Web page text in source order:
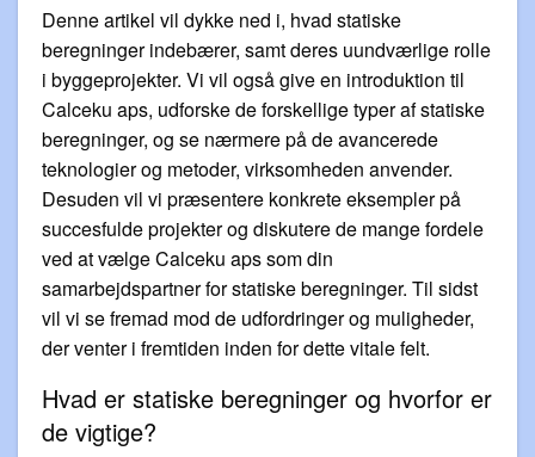
Denne artikel vil dykke ned i, hvad statiske
beregninger indebærer, samt deres uundværlige rolle
i byggeprojekter. Vi vil også give en introduktion til
Calceku aps, udforske de forskellige typer af statiske
beregninger, og se nærmere på de avancerede
teknologier og metoder, virksomheden anvender.
Desuden vil vi præsentere konkrete eksempler på
succesfulde projekter og diskutere de mange fordele
ved at vælge Calceku aps som din
samarbejdspartner for statiske beregninger. Til sidst
vil vi se fremad mod de udfordringer og muligheder,
der venter i fremtiden inden for dette vitale felt.
Hvad er statiske beregninger og hvorfor er
de vigtige?